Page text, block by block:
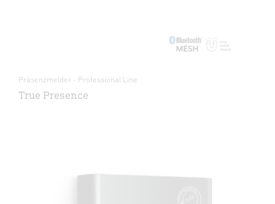
Präsenzmelder - Professional Line
True Presence